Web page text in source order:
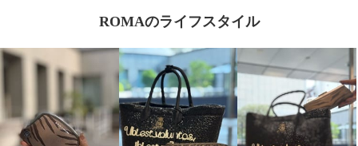
ROMAのライフスタイル